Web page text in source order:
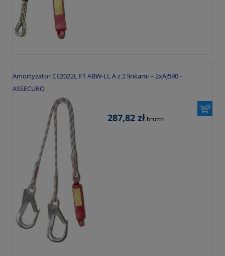
Amortyzator CE2022L F1 ABW-LL A z 2 linkami + 2xAJ590 -
ASSECURO
287,82 zł brutto